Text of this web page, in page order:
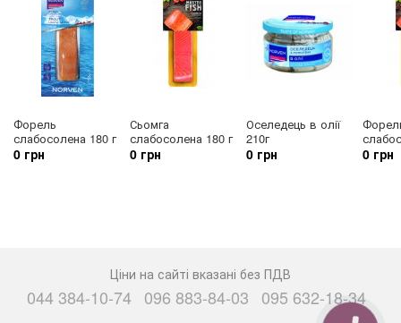
Форель
слабосолена 180 г
0 грн
Сьомга
слабосолена 180 г
0 грн
Оселедець в олії
210г
0 грн 0 грн
Ціни на сайті вказані без ПДВ
044 384-10-74 096 883-84-03 095 632-18-34